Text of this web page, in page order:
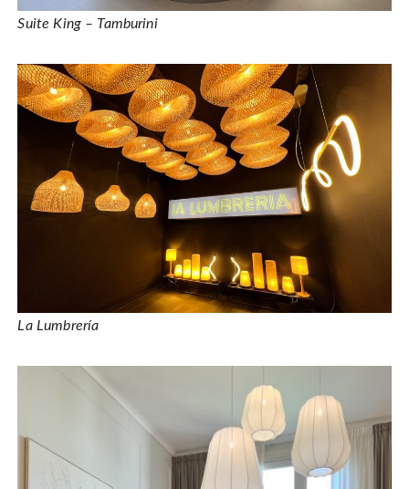
Suite King – Tamburini
La Lumbrería